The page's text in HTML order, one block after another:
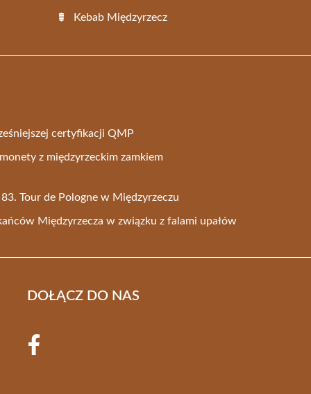
Kebab Międzyrzecz
certyfikacji QMP
z międzyrzeckim zamkiem
Tour de Pologne w Międzyrzeczu
Międzyrzecza w związku z falami upałów
DOŁĄCZ DO NAS